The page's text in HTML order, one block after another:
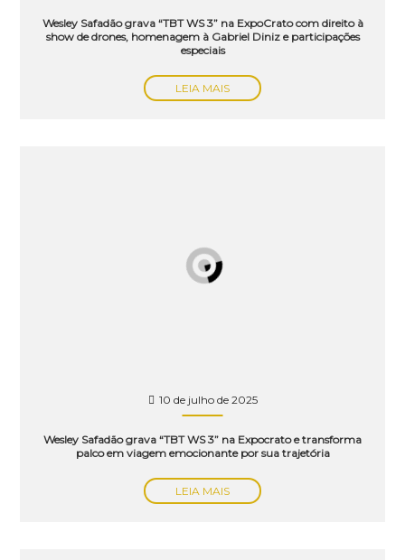
Wesley Safadão grava “TBT WS 3” na ExpoCrato com direito à
show de drones, homenagem à Gabriel Diniz e participações
especiais
LEIA MAIS
10 de julho de 2025
Wesley Safadão grava “TBT WS 3” na Expocrato e transforma
palco em viagem emocionante por sua trajetória
LEIA MAIS